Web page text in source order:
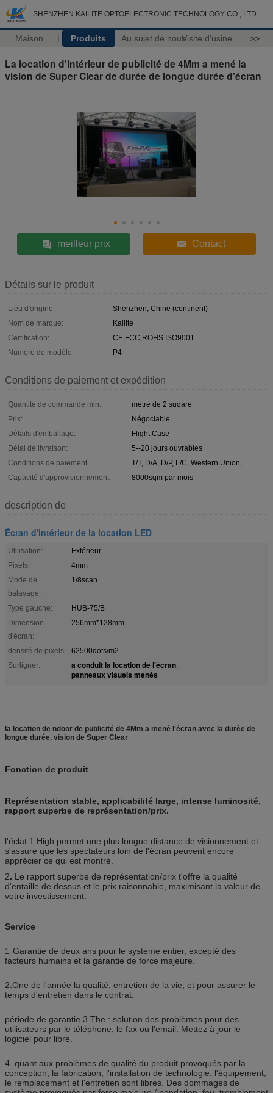
SHENZHEN KAILITE OPTOELECTRONIC TECHNOLOGY CO., LTD
Maison Produits Au sujet de nousVisite d'usine >>
La location d'intérieur de publicité de 4Mm a mené la
vision de Super Clear de durée de longue durée d'écran
meilleur prix Contact
Détails sur le produit
Lieu d'origine:
Shenzhen, Chine (continent)
Nom de marque:
Kailite
Certification:
CE,FCC,ROHS ISO9001
Numéro de modèle:
P4
Conditions de paiement et expédition
Quantité de commande min:
mètre de 2 suqare
Prix:
Négociable
Détails d'emballage:
Flight Case
Délai de livraison:
5--20 jours ouvrables
Conditions de paiement:
T/T, D/A, D/P, L/C, Western Union,
Capacité d'approvisionnement:
8000sqm par mois
description de
Écran d'intérieur de la location LED
Utilisation:
Extérieur
Pixels:
4mm
Mode de
balayage:
1/8scan
Type gauche:
HUB-75/B
Dimension
d'écran:
256mm*128mm
densité de pixels:
62500dots/m2
Surligner:
a conduit la location de l'écran,
panneaux visuels menés
la location de ndoor de publicité de 4Mm a mené l'écran avec la durée de
longue durée, vision de Super Clear
Fonction de produit
Représentation stable, applicabilité large, intense luminosité,
rapport superbe de représentation/prix.
l'éclat 1.High permet une plus longue distance de visionnement et
s'assure que les spectateurs loin de l'écran peuvent encore
apprécier ce qui est montré.
2. Le rapport superbe de représentation/prix t'offre la qualité
d'entaille de dessus et le prix raisonnable, maximisant la valeur de
votre investissement.
Service
1. Garantie de deux ans pour le système entier, excepté des
facteurs humains et la garantie de force majeure.
2.One de l'année la qualité, entretien de la vie, et pour assurer le
temps d'entretien dans le contrat.
période de garantie 3.The : solution des problèmes pour des
utilisateurs par le téléphone, le fax ou l'email. Mettez à jour le
logiciel pour libre.
4. quant aux problèmes de qualité du produit provoqués par la
conception, la fabrication, l'installation de technologie, l'équipement,
le remplacement et l'entretien sont libres. Des dommages de